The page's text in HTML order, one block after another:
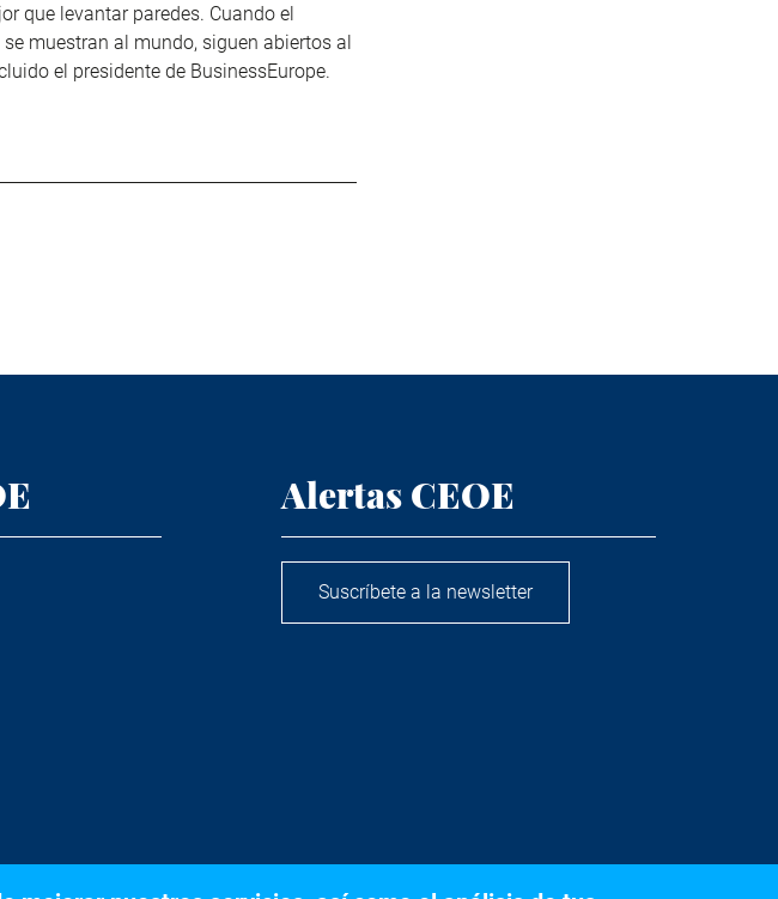
que levantar paredes. Cuando el
muestran al mundo, siguen abiertos al
el presidente de BusinessEurope.
Alertas CEOE
Suscríbete a la newsletter